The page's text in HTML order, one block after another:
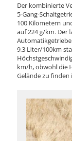
Der kombinierte
5-Gang-
100 Kilometern
auf 224 g/km. Der
9,3 Liter/100km
km/h, obwohl die
Gelände zu finden